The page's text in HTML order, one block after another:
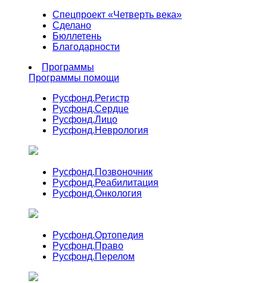
Спецпроект «Четверть века»
Сделано
Бюллетень
Благодарности
Программы
Программы помощи
Русфонд.Регистр
Русфонд.Сердце
Русфонд.Лицо
Русфонд.Неврология
Русфонд.Позвоночник
Русфонд.Реабилитация
Русфонд.Онкология
Русфонд.Ортопедия
Русфонд.Право
Русфонд.Перелом